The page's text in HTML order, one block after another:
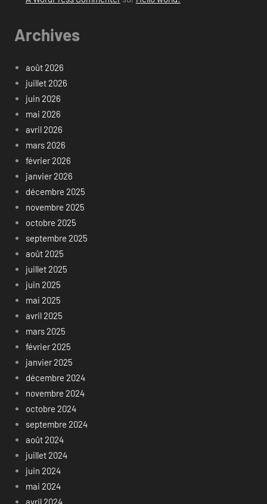
Archives
août 2026
juillet 2026
juin 2026
mai 2026
avril 2026
mars 2026
février 2026
janvier 2026
décembre 2025
novembre 2025
octobre 2025
septembre 2025
août 2025
juillet 2025
juin 2025
mai 2025
avril 2025
mars 2025
février 2025
janvier 2025
décembre 2024
novembre 2024
octobre 2024
septembre 2024
août 2024
juillet 2024
juin 2024
mai 2024
avril 2024